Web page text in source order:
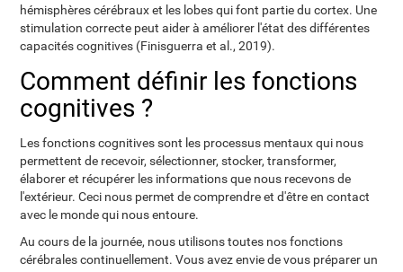
hémisphères cérébraux et les lobes qui font partie du cortex. Une
stimulation correcte peut aider à améliorer l'état des différentes
capacités cognitives (Finisguerra et al., 2019).
Comment définir les fonctions
cognitives ?
Les fonctions cognitives sont les processus mentaux qui nous
permettent de recevoir, sélectionner, stocker, transformer,
élaborer et récupérer les informations que nous recevons de
l'extérieur. Ceci nous permet de comprendre et d'être en contact
avec le monde qui nous entoure.
Au cours de la journée, nous utilisons toutes nos fonctions
cérébrales continuellement. Vous avez envie de vous préparer un